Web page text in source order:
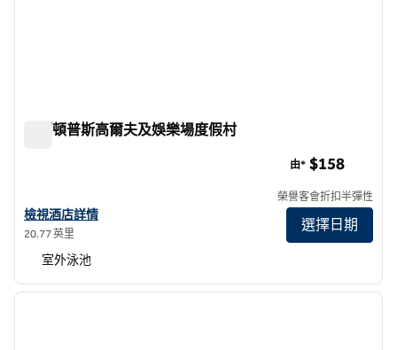
希爾頓普斯高爾夫及娛樂場度假村
查看希爾頓 Ponce 高爾夫及娛樂場度假村的酒店詳情
檢視酒店詳情
20.77 英里
由* $158
榮譽客會折扣半彈性
選擇日期
室外泳池
第 1 頁，共 12 頁
下一